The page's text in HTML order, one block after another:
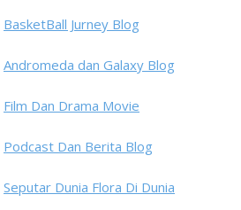
BasketBall Jurney Blog
Andromeda dan Galaxy Blog
Film Dan Drama Movie
Podcast Dan Berita Blog
Seputar Dunia Flora Di Dunia